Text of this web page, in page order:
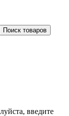
Поиск товаров
введите